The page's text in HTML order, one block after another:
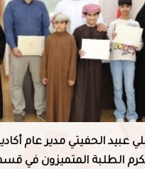
عبيد الحفيتي مدير عام
الطلبة المتميزون في